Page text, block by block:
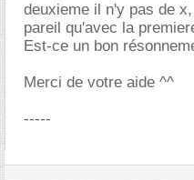
deuxieme il n'y pas de
pareil qu'avec la
Est-ce un bon
Merci de votre aide ^^
-----